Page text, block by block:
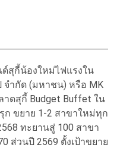
สุกี้น้องใหม่ไฟแรงใน
จำกัด (มหาชน) หรือ MK
ดสุกี้ Budget Buffet ใน
ก ขยาย 1-2 สาขาใหม่ทุก
ทะยานสู่ 100 สาขา
ส่วนปี 2569 ตั้งเป้าขยาย